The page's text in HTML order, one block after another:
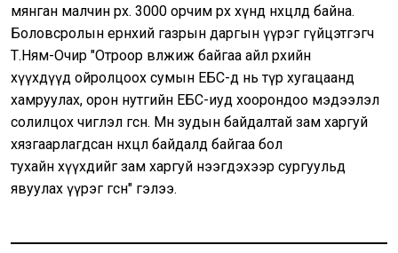
мянган малчин өрх. 3000 орчим өрх хүнд нөхцөлд байна.
Боловсролын ерөнхий газрын даргын үүрэг гүйцэтгэгч
Т.Ням-Очир "Отроор өвөлжиж байгаа айл өрхийн
хүүхдүүд ойролцоох сумын ЕБС-д нь түр хугацаанд
хамруулах, орон нутгийн ЕБС-иуд хоорондоо мэдээлэл
солилцох чиглэл өгсөн. Мөн зудын байдалтай зам харгуй
хязгаарлагдсан нөхцөл байдалд байгаа бол
тухайн хүүхдийг зам харгуй нээгдэхээр сургуульд
явуулах үүрэг өгсөн" гэлээ.